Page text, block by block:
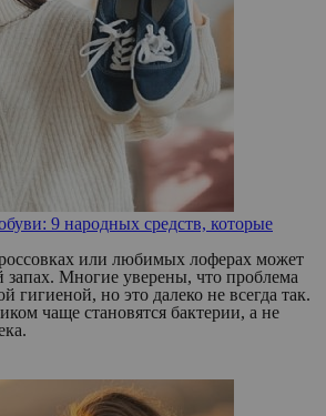
9 народных средств, которые
или любимых лоферах может
запах. Многие уверены, что проблема
гигиеной, но это далеко не всегда так.
чаще становятся бактерии, а не